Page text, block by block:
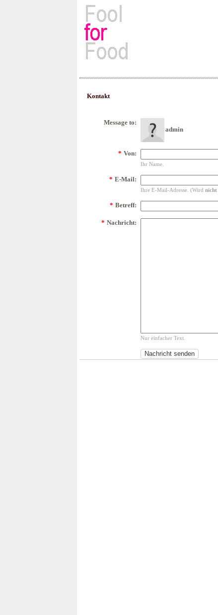
Kontakt
Message to:
admin
* Von:
Ihr Name.
* E-Mail:
Ihre E-Mail-Adresse. (Wird nicht
* Betreff:
* Nachricht:
Nur einfacher Text.